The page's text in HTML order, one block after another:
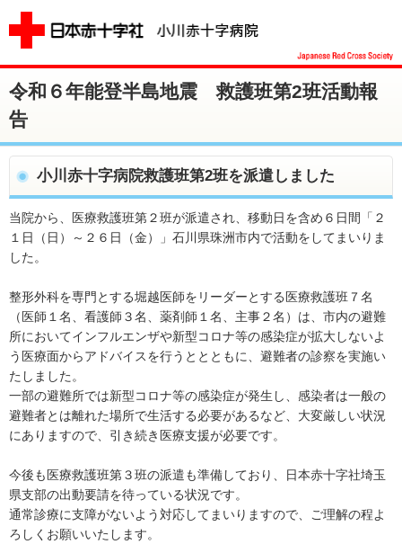
令和６年能登半島地震 救護班第2班活動報
告
小川赤十字病院救護班第2班を派遣しました
当院から、医療救護班第２班が派遣され、移動日を含め６日間「２
１日（日）～２６日（金）」石川県珠洲市内で活動をしてまいりま
した。
整形外科を専門とする堀越医師をリーダーとする医療救護班７名
（医師１名、看護師３名、薬剤師１名、主事２名）は、市内の避難
所においてインフルエンザや新型コロナ等の感染症が拡大しないよ
う医療面からアドバイスを行うととともに、避難者の診察を実施い
たしました。
一部の避難所では新型コロナ等の感染症が発生し、感染者は一般の
避難者とは離れた場所で生活する必要があるなど、大変厳しい状況
にありますので、引き続き医療支援が必要です。
今後も医療救護班第３班の派遣も準備しており、日本赤十字社埼玉
県支部の出動要請を待っている状況です。
通常診療に支障がないよう対応してまいりますので、ご理解の程よ
ろしくお願いいたします。